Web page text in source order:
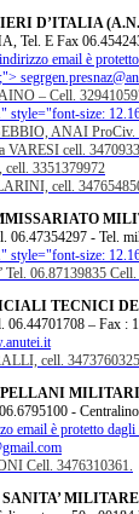
D’ITALIA
Tel. E Fax
email è
– Cell.
" style="font-size:
ANAI ProCiv.
VARESI cell.
3351379972
cell.
- Tel.
" style="font-size:
Tel. 06.87139835
TECNICI
– Fax :
cell.
-
email è protetto
Cell. 3476310361.